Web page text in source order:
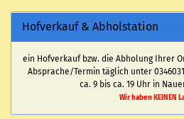
Hofverkauf & Abholstation
ein Hofverkauf bzw. die Abholung Ihrer
Absprache/Termin täglich unter
ca. 9 bis ca. 19 Uhr in
Wir haben KEINEN